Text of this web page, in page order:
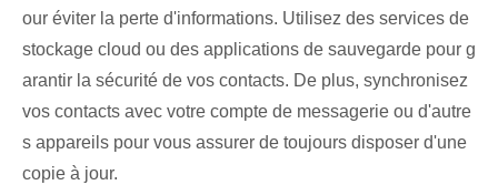
our éviter la perte d'informations.⁤ Utilisez des services de
stockage cloud ou des applications de sauvegarde pour⁢ g
arantir la sécurité de vos contacts. De plus, synchronisez
vos contacts avec votre compte de messagerie ou d'autre
s appareils pour vous assurer de toujours disposer d'une
copie à jour.